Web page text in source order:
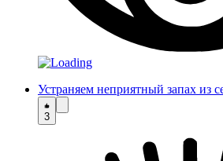
Устраняем неприятный запах из
3